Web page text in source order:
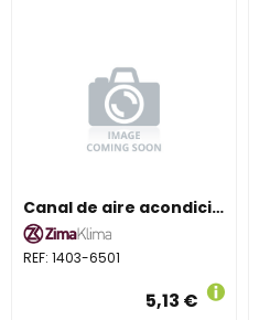
Canal de aire acondicionado ZIMAKLIMA 1403-6501 ancha para montaje profesional
REF: 1403-6501
5,13 €